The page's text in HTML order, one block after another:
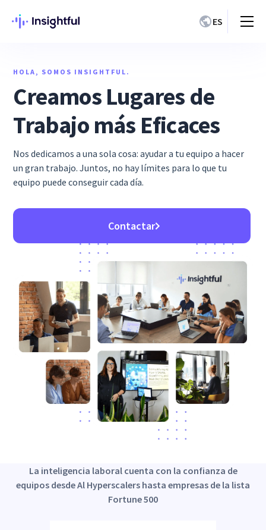
ES
HOLA, SOMOS INSIGHTFUL.
Creamos Lugares de
Trabajo más Eficaces
Nos dedicamos a una sola cosa: ayudar a tu equipo a hacer
un gran trabajo. Juntos, no hay límites para lo que tu
equipo puede conseguir cada día.
Contactar
La inteligencia laboral cuenta con la confianza de
equipos desde Al Hyperscalers hasta empresas de la lista
Fortune 500